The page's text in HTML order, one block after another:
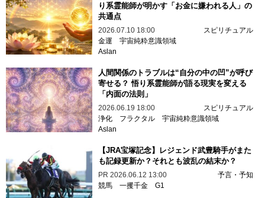
り系霊能師が明かす「お金に嫌われる人」の
共通点
2026.07.10 18:00
スピリチュアル
金運 宇宙純粋意識領域
Aslan
人間関係のトラブルは“自分の中の凹”が呼び
寄せる？ 悟り系霊能師が語る現実を変える
「内面の法則」
2026.06.19 18:00
スピリチュアル
浄化
フラクタル 宇宙純粋意識領域
Aslan
【JRA宝塚記念】レジェンド武豊騎手がまた
も記録更新か？それとも波乱の結末か？
PR 2026.06.12 13:00
予言・予知
競馬 一攫千金 G1